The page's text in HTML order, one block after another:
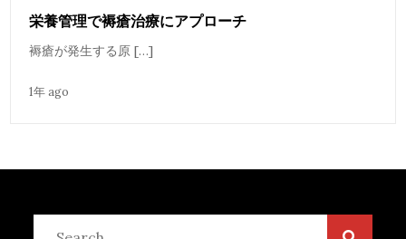
栄養管理で褥瘡治療にアプローチ
褥瘡が発生する原 […]
1年 ago